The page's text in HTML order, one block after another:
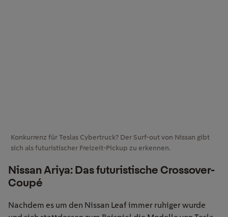
Konkurrenz für Teslas Cybertruck? Der Surf-out von Nissan gibt
sich als futuristischer Freizeit-Pickup zu erkennen.
Nissan Ariya: Das futuristische Crossover-
Coupé
Nachdem es um den Nissan Leaf immer ruhiger wurde